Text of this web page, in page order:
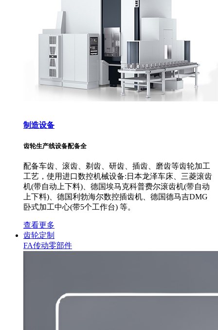
制造设备
齿轮生产线设备配备全
配备车齿、滚齿、剃齿、研齿、插齿、磨齿等齿轮加工
工艺，使用进口数控机械设备:日本龙泽车床、三菱滚齿
机(带自动上下料)、德国埃马克科普费尔滚齿机(带自动
上下料)、德国利勃海尔数控插齿机、德国德马吉DMG
卧式加工中心(带5个工作台) 等。
查看更多
齿轮定制
FA传动零部件